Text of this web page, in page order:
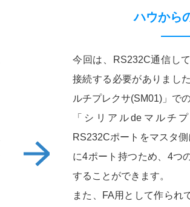
ハウから
今回は、RS232C通信し
接続する必要がありまし
ルチプレクサ(SM01)」で
「シリアルdeマルチ
RS232Cポートをマスタ
に4ポート持つため、4つ
することができます。
また、FA用として作られ